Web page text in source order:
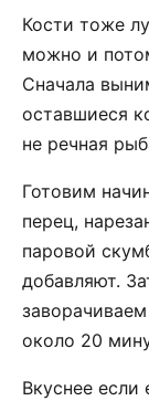
Кости тоже
можно и
Сначала
оставшиеся
не речная
Готовим
перец,
паровой
добавляют.
около 20
Вкуснее если